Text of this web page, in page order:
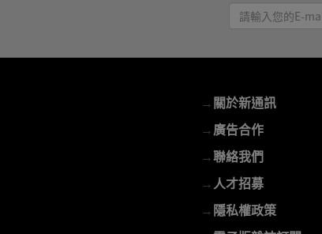
請
輸
E-
mail
→關於新通訊
→廣告合作
→聯絡我們
→人才招募
→隱私權政策